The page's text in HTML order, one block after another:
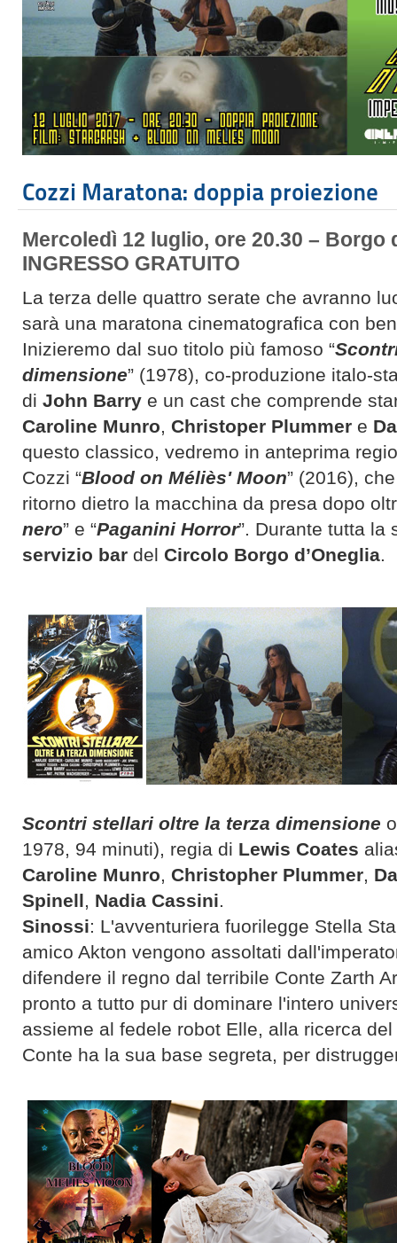
Cozzi Maratona: doppia proiezione
Mercoledì 12 luglio, ore 20.30 – Borgo
INGRESSO GRATUITO
La terza delle quattro serate che avranno
sarà una maratona cinematografica con
Inizieremo dal suo titolo più famoso “
dimensione” (1978), co-produzione italo-
di John Barry e un cast che comprende
Caroline Munro, Christoper Plummer e
questo classico, vedremo in anteprima
Cozzi “Blood on Méliès' Moon” (2016),
ritorno dietro la macchina da presa dopo
nero” e “Paganini Horror”. Durante tutta la
servizio bar del Circolo Borgo d’Oneglia.
Scontri stellari oltre la terza dimensione
1978, 94 minuti), regia di Lewis Coates
Caroline Munro, Christopher Plummer,
Spinell, Nadia Cassini.
Sinossi: L'avventuriera fuorilegge Stella
amico Akton vengono assoltati
difendere il regno dal terribile Conte Zarth
pronto a tutto pur di dominare l'intero
assieme al fedele robot Elle, alla ricerca
Conte ha la sua base segreta, per